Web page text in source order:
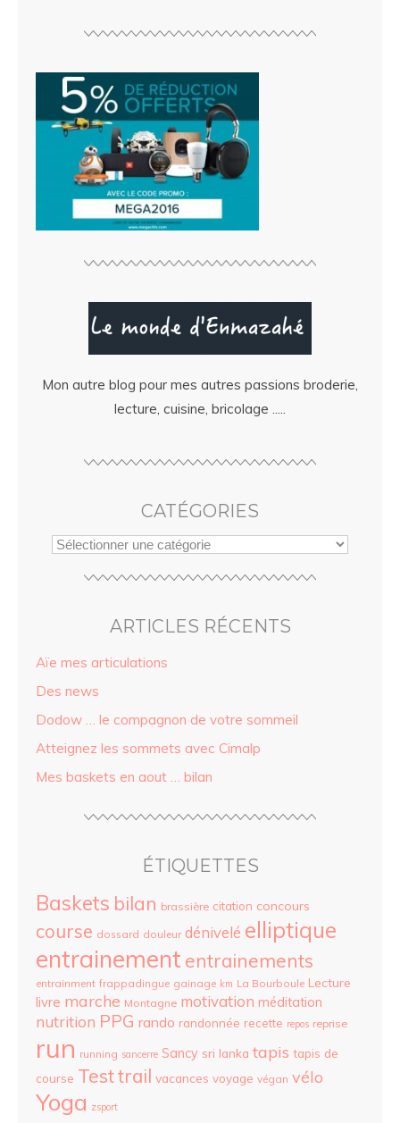
Mon autre blog pour mes autres passions broderie,
lecture, cuisine, bricolage .....
CATÉGORIES
ARTICLES RÉCENTS
Aïe mes articulations
Des news
Dodow … le compagnon de votre sommeil
Atteignez les sommets avec Cimalp
Mes baskets en aout … bilan
ÉTIQUETTES
Baskets bilan brassière citation concours
course dossard douleur dénivelé elliptique
entrainement entrainements
entrainment frappadingue gainage km La Bourboule Lecture
livre marche Montagne motivation méditation
nutrition PPG rando randonnée recette repos reprise
run running sancerre Sancy sri lanka tapis tapis de
course Testtrail vacances voyage végan vélo
Yoga zsport